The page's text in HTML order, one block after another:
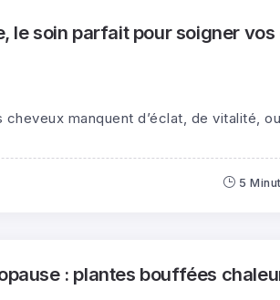
le soin parfait pour soigner
manquent d’éclat, de vitalité,
5
: plantes bouffées